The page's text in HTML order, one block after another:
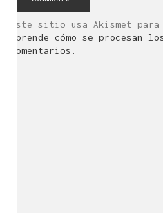
Este sitio usa Akismet
Aprende cómo se procesan
comentarios.